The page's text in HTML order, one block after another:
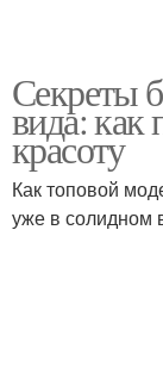
Секреты
вида: как
красоту
Как топовой
уже в солидном